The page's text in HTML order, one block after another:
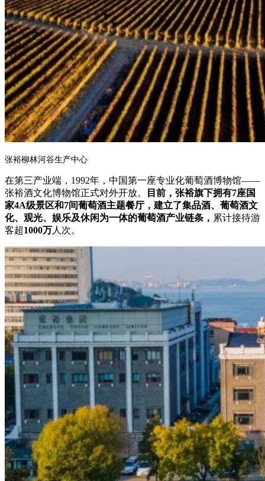
张裕柳林河谷生产中心
在第三产业端，1992年，中国第一座专业化葡萄酒博物馆——
张裕酒文化博物馆正式对外开放。
目前，张裕旗下拥有7座国
家4A级景区和7间葡萄酒主题餐厅，建立了集品酒、葡萄酒文
化、观光、娱乐及休闲为一体的葡萄酒产业链条， 累计接待游
客超1000万人次。